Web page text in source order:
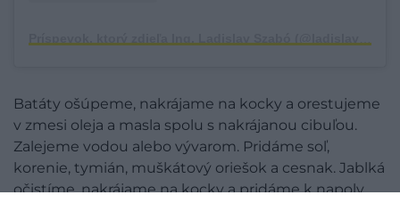
Batáty ošúpeme, nakrájame na kocky a orestujeme
v zmesi oleja a masla spolu s nakrájanou cibuľou.
Zalejeme vodou alebo vývarom. Pridáme soľ,
korenie, tymián, muškátový oriešok a cesnak. Jablká
očistíme, nakrájame na kocky a pridáme k napoly